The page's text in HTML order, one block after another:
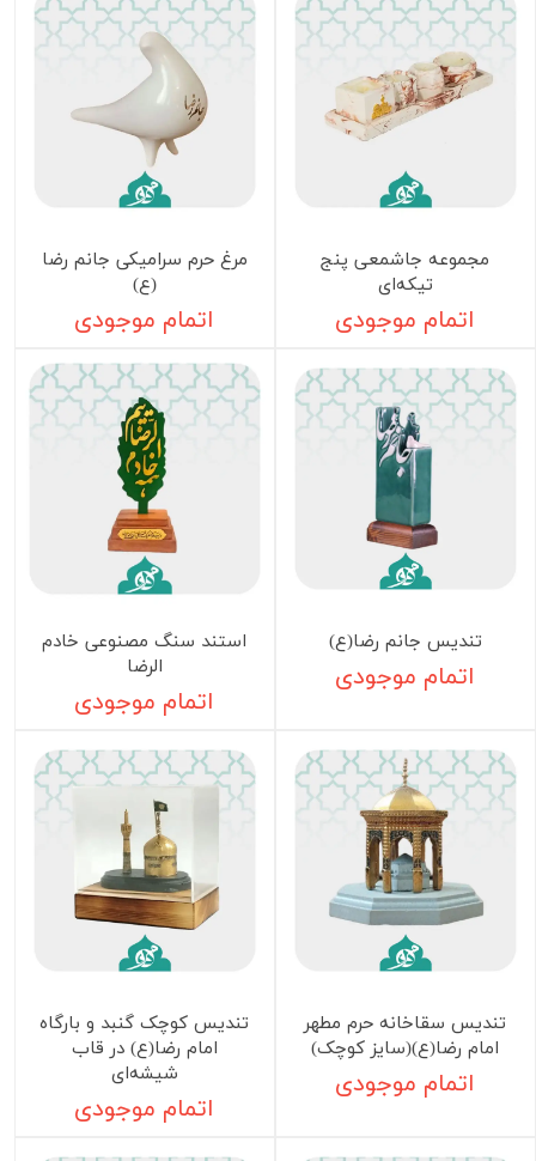
مجموعه جاشمعی پنج
تیکه‌ای
اتمام موجودی
مرغ حرم سرامیکی جانم رضا
(ع)
اتمام موجودی
تندیس جانم رضا(ع)
اتمام موجودی
استند سنگ مصنوعی خادم
الرضا
اتمام موجودی
تندیس سقاخانه حرم مطهر
امام رضا(ع)(سایز کوچک)
اتمام موجودی
تندیس کوچک گنبد و بارگاه
امام رضا(ع) در قاب
شیشه‌ای
اتمام موجودی